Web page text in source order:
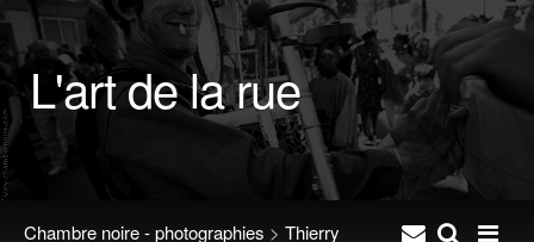
L'art de la rue
Chambre noire - photographies > Thierry